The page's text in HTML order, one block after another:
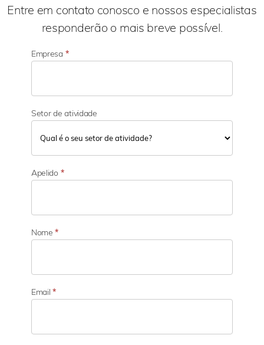
Entre em contato conosco e nossos especialistas
responderão o mais breve possível.
Empresa *
Setor de atividade
e
t
e
a
v
i
d
e
Apelido *
Nome*
Email*